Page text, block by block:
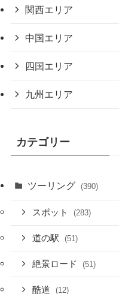
関西エリア
中国エリア
四国エリア
九州エリア
カテゴリー
ツーリング (390)
スポット (283)
道の駅 (51)
絶景ロード (51)
酷道 (12)